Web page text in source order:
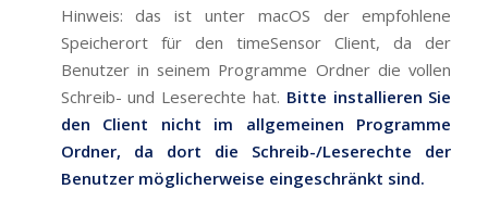
Hinweis: das ist unter macOS der empfohlene
Speicherort für den timeSensor Client, da der
Benutzer in seinem Programme Ordner die vollen
Schreib- und Leserechte hat. Bitte installieren Sie
den Client nicht im allgemeinen Programme
Ordner, da dort die Schreib-/Leserechte der
Benutzer möglicherweise eingeschränkt sind.